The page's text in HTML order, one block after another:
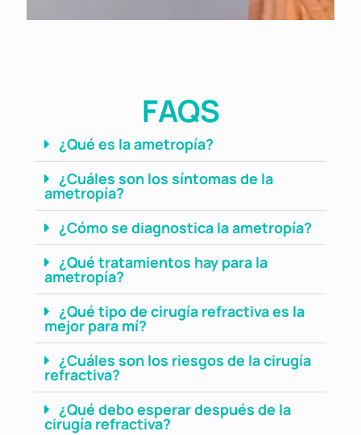
FAQS
¿Qué es la ametropía?
¿Cuáles son los síntomas de la
ametropía?
¿Cómo se diagnostica la ametropía?
¿Qué tratamientos hay para la
ametropía?
¿Qué tipo de cirugía refractiva es la
mejor para mí?
¿Cuáles son los riesgos de la cirugía
refractiva?
¿Qué debo esperar después de la
cirugía refractiva?